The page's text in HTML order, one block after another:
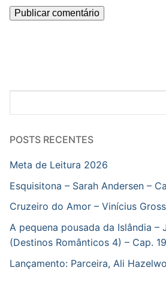
POSTS RECENTES
Meta de Leitura 2026
Esquisitona – Sarah Andersen –
Cruzeiro do Amor – Vinícius
A pequena pousada da Islândia –
(Destinos Românticos 4) – Cap.
Lançamento: Parceira, Ali